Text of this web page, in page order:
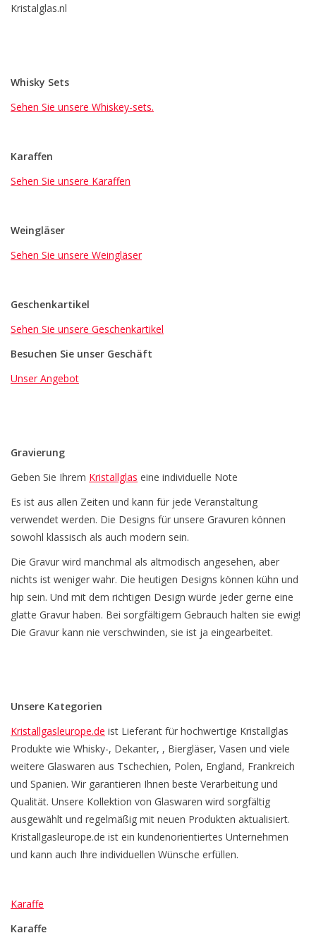
Kristalglas.nl
Whisky Sets
Sehen Sie unsere Whiskey-sets.
Karaffen
Sehen Sie unsere Karaffen
Weingläser
Sehen Sie unsere Weingläser
Geschenkartikel
Sehen Sie unsere Geschenkartikel
Besuchen Sie unser Geschäft
Unser Angebot
Gravierung
Geben Sie Ihrem Kristallglas eine individuelle Note
Es ist aus allen Zeiten und kann für jede Veranstaltung
verwendet werden. Die Designs für unsere Gravuren können
sowohl klassisch als auch modern sein.
Die Gravur wird manchmal als altmodisch angesehen, aber
nichts ist weniger wahr. Die heutigen Designs können kühn und
hip sein. Und mit dem richtigen Design würde jeder gerne eine
glatte Gravur haben. Bei sorgfältigem Gebrauch halten sie ewig!
Die Gravur kann nie verschwinden, sie ist ja eingearbeitet.
Unsere Kategorien
Kristallgasleurope.de ist Lieferant für hochwertige Kristallglas
Produkte wie Whisky-, Dekanter, , Biergläser, Vasen und viele
weitere Glaswaren aus Tschechien, Polen, England, Frankreich
und Spanien. Wir garantieren Ihnen beste Verarbeitung und
Qualität. Unsere Kollektion von Glaswaren wird sorgfältig
ausgewählt und regelmäßig mit neuen Produkten aktualisiert.
Kristallgasleurope.de ist ein kundenorientiertes Unternehmen
und kann auch Ihre individuellen Wünsche erfüllen.
Karaffe
Karaffe